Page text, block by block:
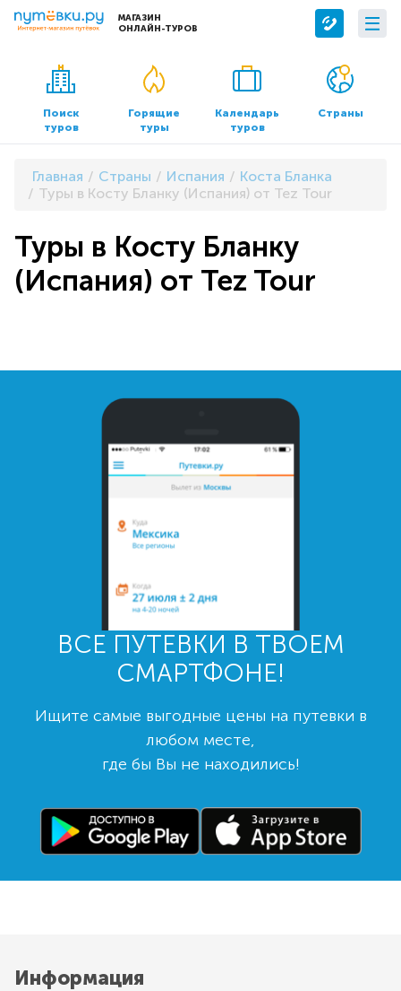
МАГАЗИН
ОНЛАЙН-ТУРОВ
Сервисы
Бронирование отелей
Трансфер
О компании
О нас
Контакты
Документы и реквизиты
Поиск
туров
Горящие
туры
Календарь
туров
Страны
Главная Страны Испания
Коста Бланка
Туры в Косту Бланку (Испания) от Tez Tour
Туры в Косту Бланку
(Испания) от Tez Tour
ВСЕ ПУТЕВКИ В ТВОЕМ
СМАРТФОНЕ!
Ищите самые выгодные цены на путевки в
любом месте,
где бы Вы не находились!
Информация